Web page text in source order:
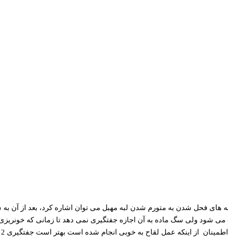
شود ولی سگ ماده به آن اجازه جفتگیری نمی دهد تا زمانی که